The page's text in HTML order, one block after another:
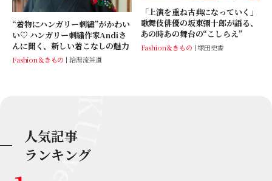
“着物にハンガリー刺繡”がかわい
い♡ ハンガリー刺繍作家Andiさ
んに聞く、新しい着こなしの魅力
Fashion＆きもの 給湯流茶道
「上演を重ね古典になっていく」
歌舞伎俳優の坂東彌十郎が語る、
あの時あの舞台の“こしらえ”
Fashion＆きもの 塚田史香
人気記事
ランキング